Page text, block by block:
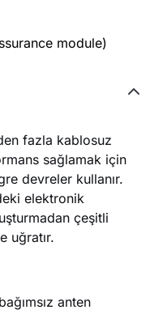
module)
fazla kablosuz
sağlamak için
devreler kullanır.
elektronik
çeşitli
uğratır.
anten